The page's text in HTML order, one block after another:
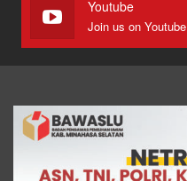
Youtube
Join us on Youtube